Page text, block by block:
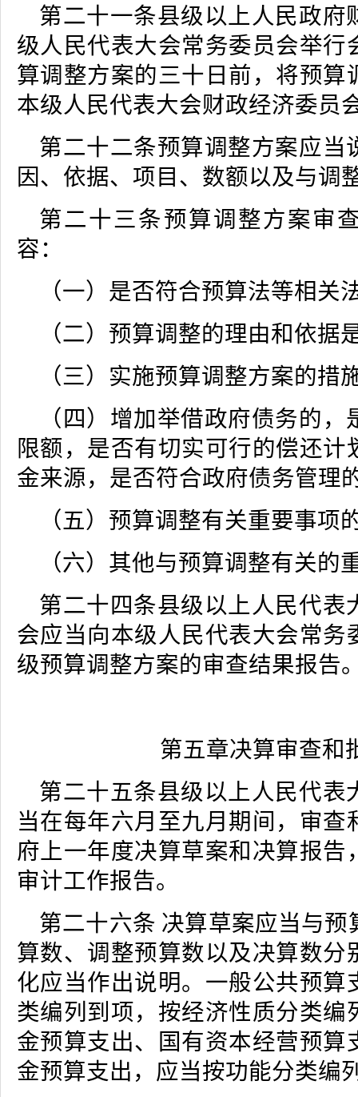
第二十一条县级以上人民政府
级人民代表大会常务委员会举行
算调整方案的三十日前，将预算
本级人民代表大会财政经济委员
第二十二条预算调整方案应当
因、依据、项目、数额以及与调
第二十三条预算调整方案审
容：
（一）是否符合预算法等相关
（二）预算调整的理由和依据
（三）实施预算调整方案的措
（四）增加举借政府债务的
限额，是否有切实可行的偿还计
金来源，是否符合政府债务管理
（五）预算调整有关重要事项
（六）其他与预算调整有关的
第二十四条县级以上人民代表
会应当向本级人民代表大会常务
级预算调整方案的审查结果报告
第五章决算审查和
第二十五条县级以上人民代表
当在每年六月至九月期间，审查
府上一年度决算草案和决算报告
审计工作报告。
第二十六条 决算草案应当与预
算数、调整预算数以及决算数分
化应当作出说明。一般公共预算
类编列到项，按经济性质分类编
金预算支出、国有资本经营预算
金预算支出，应当按功能分类编